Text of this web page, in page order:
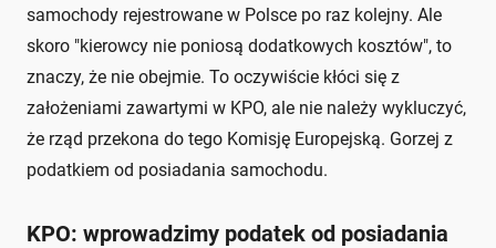
samochody rejestrowane w Polsce po raz kolejny. Ale
skoro "kierowcy nie poniosą dodatkowych kosztów", to
znaczy, że nie obejmie. To oczywiście kłóci się z
założeniami zawartymi w KPO, ale nie należy wykluczyć,
że rząd przekona do tego Komisję Europejską. Gorzej z
podatkiem od posiadania samochodu.
KPO: wprowadzimy podatek od posiadania